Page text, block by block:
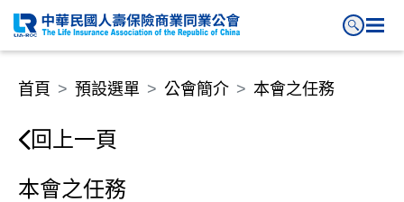
本會之任務
首頁 預設選單 公會簡介 本會之任務
回上一頁
本會之任務